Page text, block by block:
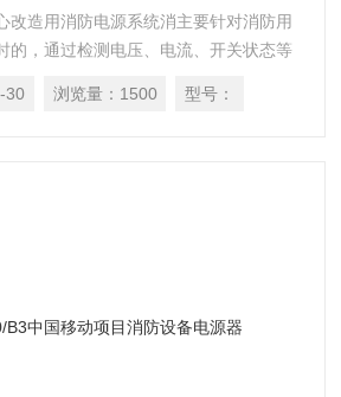
改造用消防电源系统消主要针对消防用
的，通过检测电压、电流、开关状态等
确保消防设备电源时刻处于正常状态，
30 浏览量： 1500 型号：